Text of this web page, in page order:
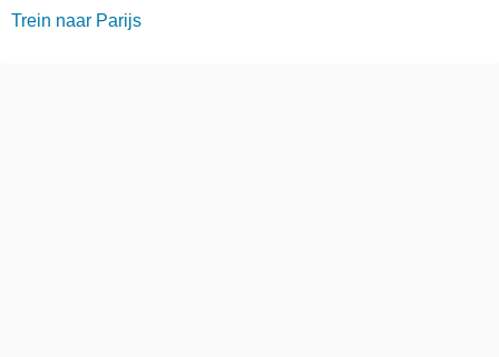
Trein naar Parijs